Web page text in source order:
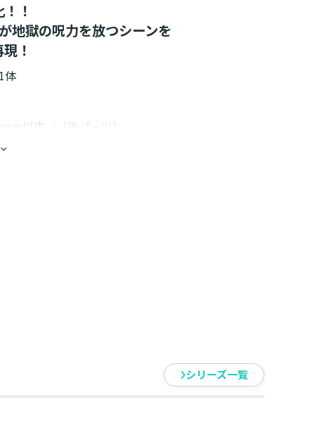
！
地獄の呪力を放つシーンを
！
体
以内／（後パーツ）
以内
シリーズ一覧